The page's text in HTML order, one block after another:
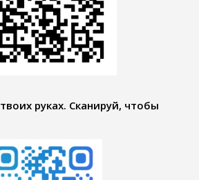
руках. Сканируй, чтобы